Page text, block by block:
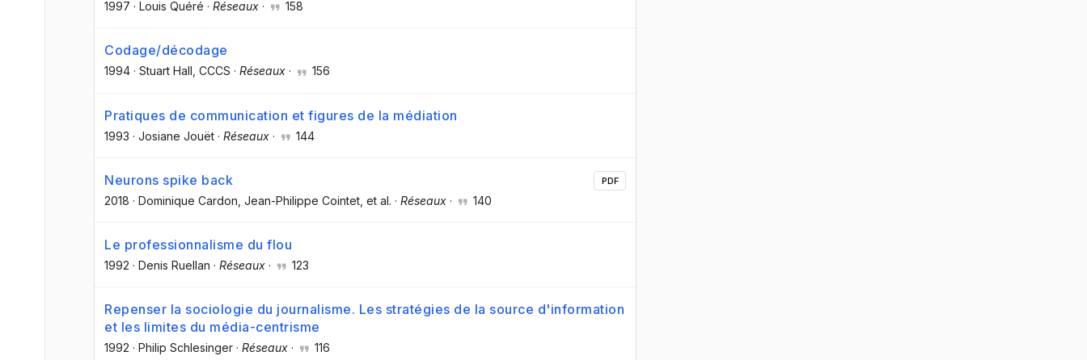
1997 · Louis Quéré · Réseaux · 158
Codage/décodage
1994 · Stuart Hall , CCCS · Réseaux · 156
Pratiques de communication et figures de la médiation
1993 · Josiane Jouët · Réseaux · 144
Neurons spike back
2018 · Dominique Cardon , Jean-Philippe Cointet , et al. · Réseaux · 140
PDF
Le professionnalisme du flou
1992 · Denis Ruellan · Réseaux · 123
Repenser la sociologie du journalisme. Les stratégies de la source d'information
et les limites du média-centrisme
1992 · Philip Schlesinger · Réseaux · 116